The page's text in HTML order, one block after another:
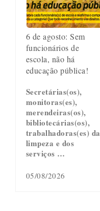
6 de agosto: Sem
funcionários de
escola, não há
educação pública!
Secretárias(os),
monitoras(es),
merendeiras(os),
bibliotecárias(os),
trabalhadoras(es) da
limpeza e dos
serviços …
05/08/2026